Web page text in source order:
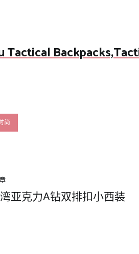
Tactical
尚
亚克力A钻双排扣小西装